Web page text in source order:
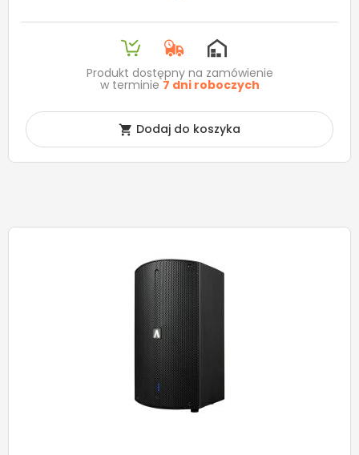
Produkt dostępny na zamówienie
w terminie 7 dni roboczych
 Dodaj do koszyka